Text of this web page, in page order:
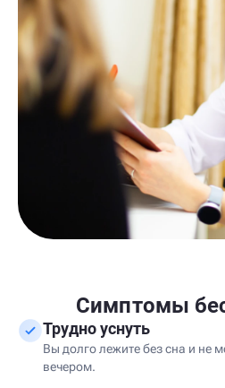
Симптомы
Трудно уснуть
Вы долго лежите без сна и не
вечером.